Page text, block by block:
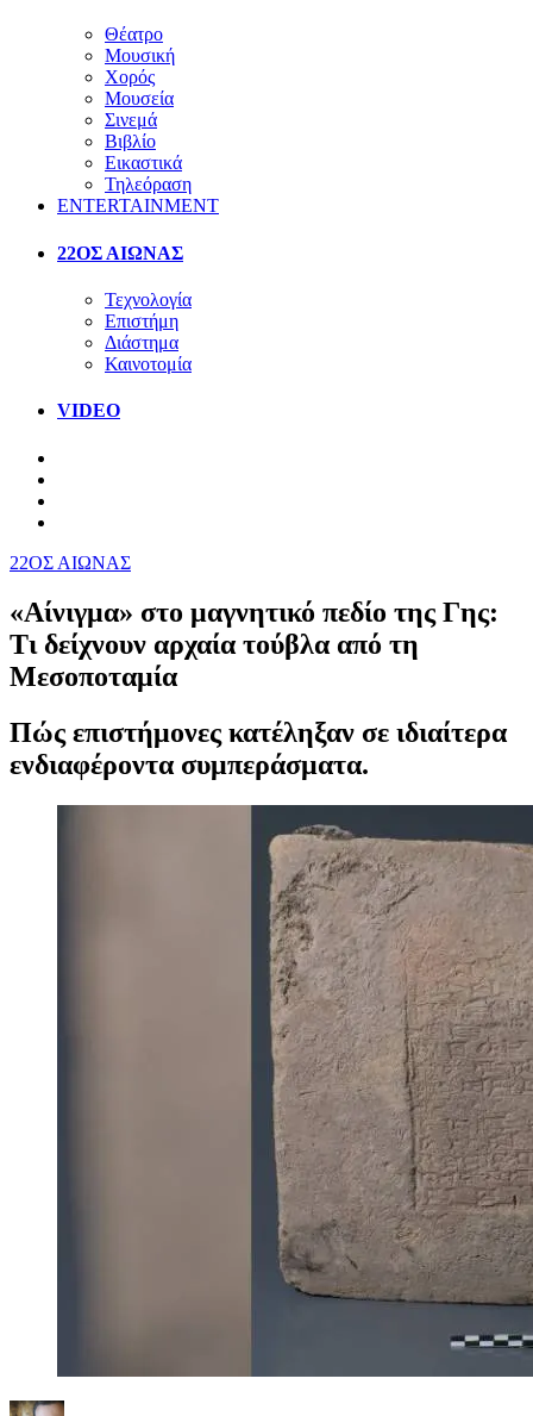
Θέατρο
Μουσική
Χορός
Μουσεία
Σινεμά
Βιβλίο
Εικαστικά
Τηλεόραση
ENTERTAINMENT
22ΟΣ ΑΙΩΝΑΣ
Τεχνολογία
Επιστήμη
Διάστημα
Καινοτομία
VIDEO
22ΟΣ ΑΙΩΝΑΣ
«Αίνιγμα» στο μαγνητικό πεδίο της Γης:
Τι δείχνουν αρχαία τούβλα από τη
Μεσοποταμία
Πώς επιστήμονες κατέληξαν σε ιδιαίτερα
ενδιαφέροντα συμπεράσματα.